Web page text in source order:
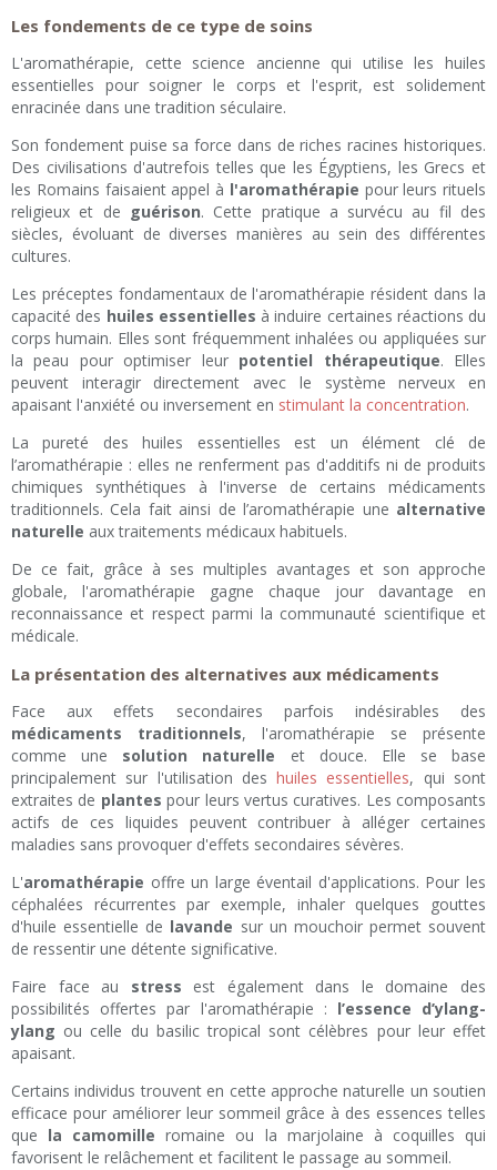
Les fondements de ce type de soins
L'aromathérapie, cette science ancienne qui utilise les huiles
essentielles pour soigner le corps et l'esprit, est solidement
enracinée dans une tradition séculaire.
Son fondement puise sa force dans de riches racines historiques.
Des civilisations d'autrefois telles que les Égyptiens, les Grecs et
les Romains faisaient appel à l'aromathérapie pour leurs rituels
religieux et de guérison. Cette pratique a survécu au fil des
siècles, évoluant de diverses manières au sein des différentes
cultures.
Les préceptes fondamentaux de l'aromathérapie résident dans la
capacité des huiles essentielles à induire certaines réactions du
corps humain. Elles sont fréquemment inhalées ou appliquées sur
la peau pour optimiser leur potentiel thérapeutique. Elles
peuvent interagir directement avec le système nerveux en
apaisant l'anxiété ou inversement en stimulant la concentration.
La pureté des huiles essentielles est un élément clé de
l’aromathérapie : elles ne renferment pas d'additifs ni de produits
chimiques synthétiques à l'inverse de certains médicaments
traditionnels. Cela fait ainsi de l’aromathérapie une alternative
naturelle aux traitements médicaux habituels.
De ce fait, grâce à ses multiples avantages et son approche
globale, l'aromathérapie gagne chaque jour davantage en
reconnaissance et respect parmi la communauté scientifique et
médicale.
La présentation des alternatives aux médicaments
Face aux effets secondaires parfois indésirables des
médicaments traditionnels, l'aromathérapie se présente
comme une solution naturelle et douce. Elle se base
principalement sur l'utilisation deshuiles essentielles, qui sont
extraites de plantes pour leurs vertus curatives. Les composants
actifs de ces liquides peuvent contribuer à alléger certaines
maladies sans provoquer d'effets secondaires sévères.
L'aromathérapie offre un large éventail d'applications. Pour les
céphalées récurrentes par exemple, inhaler quelques gouttes
d'huile essentielle de lavande sur un mouchoir permet souvent
de ressentir une détente significative.
Faire face au stress est également dans le domaine des
possibilités offertes par l'aromathérapie : l’essence d’ylang-
ylang ou celle du basilic tropical sont célèbres pour leur effet
apaisant.
Certains individus trouvent en cette approche naturelle un soutien
efficace pour améliorer leur sommeil grâce à des essences telles
que la camomille romaine ou la marjolaine à coquilles qui
favorisent le relâchement et facilitent le passage au sommeil.